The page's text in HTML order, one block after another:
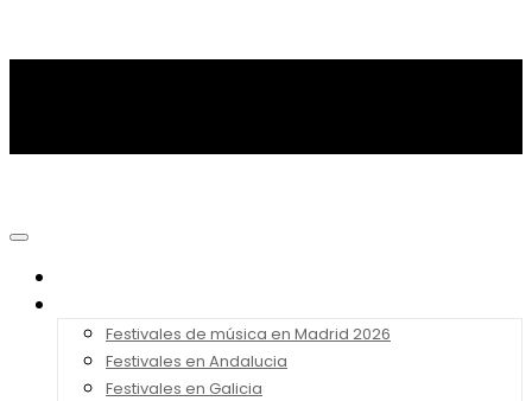
Festivales de música en Madrid 2026
Festivales en Andalucia
Festivales en Galicia